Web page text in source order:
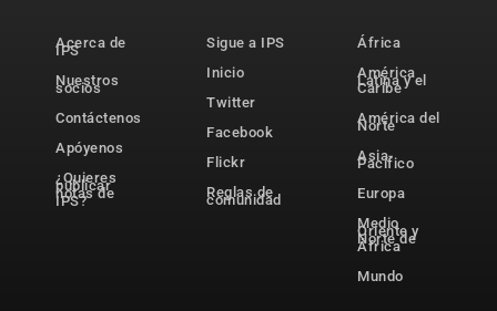
Acerca de
IPS
Nuestros
socios
Contáctenos
Apóyenos
¿Quieres
publicar
notas de
IPS?
Sigue a IPS
Inicio
Twitter
Facebook
Flickr
Reglas de
comunidad
África
América
Latina y el
Caribe
América del
Norte
Asia-
Pacífico
Europa
Medio
Oriente y
Norte de
África
Mundo